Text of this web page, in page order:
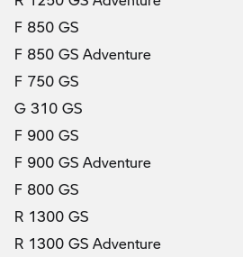
F 850 GS
F 850 GS Adventure
F 750 GS
G 310 GS
F 900 GS
F 900 GS Adventure
F 800 GS
R 1300 GS
R 1300 GS Adventure